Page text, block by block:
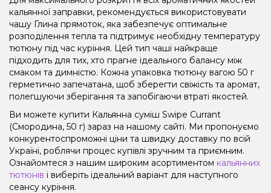
кальянної заправки, рекомендується використовувати
чашу Глина прямоток, яка забезпечує оптимальне
розподілення тепла та підтримує необхідну температуру
тютюну під час куріння. Цей тип чаші найкраще
підходить для тих, хто прагне ідеального балансу між
смаком та димністю. Кожна упаковка тютюну вагою 50 г
герметично запечатана, щоб зберегти свіжість та аромат,
полегшуючи зберігання та запобігаючи втраті якостей.
Ви можете купити Кальянна суміш Swipe Currant
(Смородина, 50 г) зараз на нашому сайті. Ми пропонуємо
конкурентоспроможні ціни та швидку доставку по всій
Україні, роблячи процес купівлі зручним та приємним.
Ознайомтеся з нашим широким асортиментом кальянних
тютюнів і виберіть ідеальний варіант для наступного
сеансу куріння.